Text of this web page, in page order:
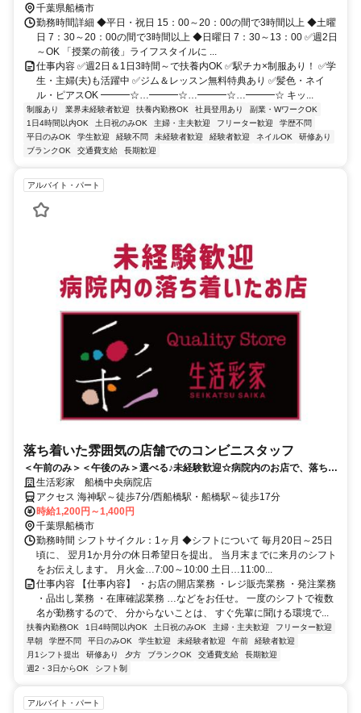
千葉県船橋市
勤務時間詳細 ◆平日・祝日 15：00～20：00の間で3時間以上 ◆土曜
日 7：30～20：00の間で3時間以上 ◆日曜日 7：30～13：00 ✅週2日
～OK 「授業の前後」ライフスタイルに ...
仕事内容 ✅週2日＆1日3時間～で扶養内OK ✅駅チカ×制服あり！ ✅学
生・主婦(夫)も活躍中 ✅ジム＆レッスン無料特典あり ✅髪色・ネイ
ル・ピアスOK ━━━☆…━━━☆…━━━☆…━━━☆ キッ...
制服あり 業界未経験者歓迎 扶養内勤務OK 社員登用あり
副業・WワークOK
1日4時間以内OK
土日祝のみOK 主婦・主夫歓迎 フリーター歓迎
学歴不問
平日のみOK
学生歓迎 経験不問 未経験者歓迎 経験者歓迎 ネイルOK
研修あり
ブランクOK
交通費支給 長期歓迎
アルバイト・パート
落ち着いた雰囲気の店舗でのコンビニスタッフ
＜午前のみ＞＜午後のみ＞選べる♪未経験歓迎☆病院内のお店で、落ち着
いて安心に働けます。
生活彩家 船橋中央病院店
アクセス 海神駅～徒歩7分/西船橋駅・船橋駅～徒歩17分
時給1,200円～1,400円
千葉県船橋市
勤務時間 シフトサイクル：1ヶ月 ◆シフトについて 毎月20日～25日
頃に、 翌月1か月分の休日希望日を提出。 当月末までに来月のシフト
をお伝えします。 月火金…7:00～10:00 土日…11:00...
仕事内容 【仕事内容】 ・お店の開店業務 ・レジ販売業務 ・発注業務
・品出し業務 ・在庫確認業務 …などをお任せ。 一度のシフトで複数
名が勤務するので、 分からないことは、 すぐ先輩に聞ける環境で...
扶養内勤務OK 1日4時間以内OK 土日祝のみOK 主婦・主夫歓迎
フリーター歓迎
早朝
学歴不問 平日のみOK 学生歓迎 未経験者歓迎 午前
経験者歓迎
月1シフト提出
研修あり 夕方 ブランクOK 交通費支給
長期歓迎
週2・3日からOK
シフト制
アルバイト・パート